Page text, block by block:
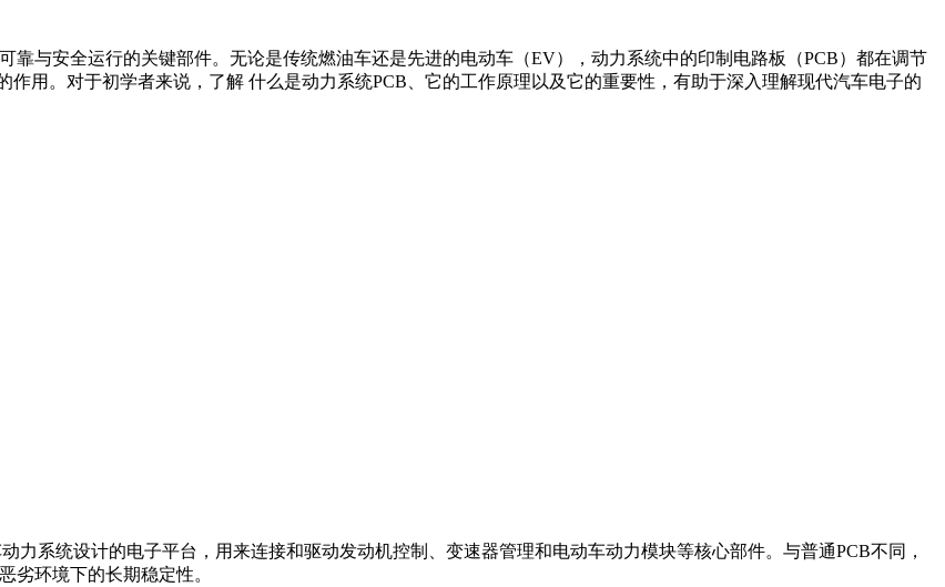
靠与安全运行的关键部件。无论是传统燃油车还是先进的电动车（EV），动力系统中的印制电路板（PCB）都在调节
用。对于初学者来说，了解 什么是动力系统PCB、它的工作原理以及它的重要性，有助于深入理解现代汽车电子的
力系统设计的电子平台，用来连接和驱动发动机控制、变速器管理和电动车动力模块等核心部件。与普通PCB不同，
劣环境下的长期稳定性。